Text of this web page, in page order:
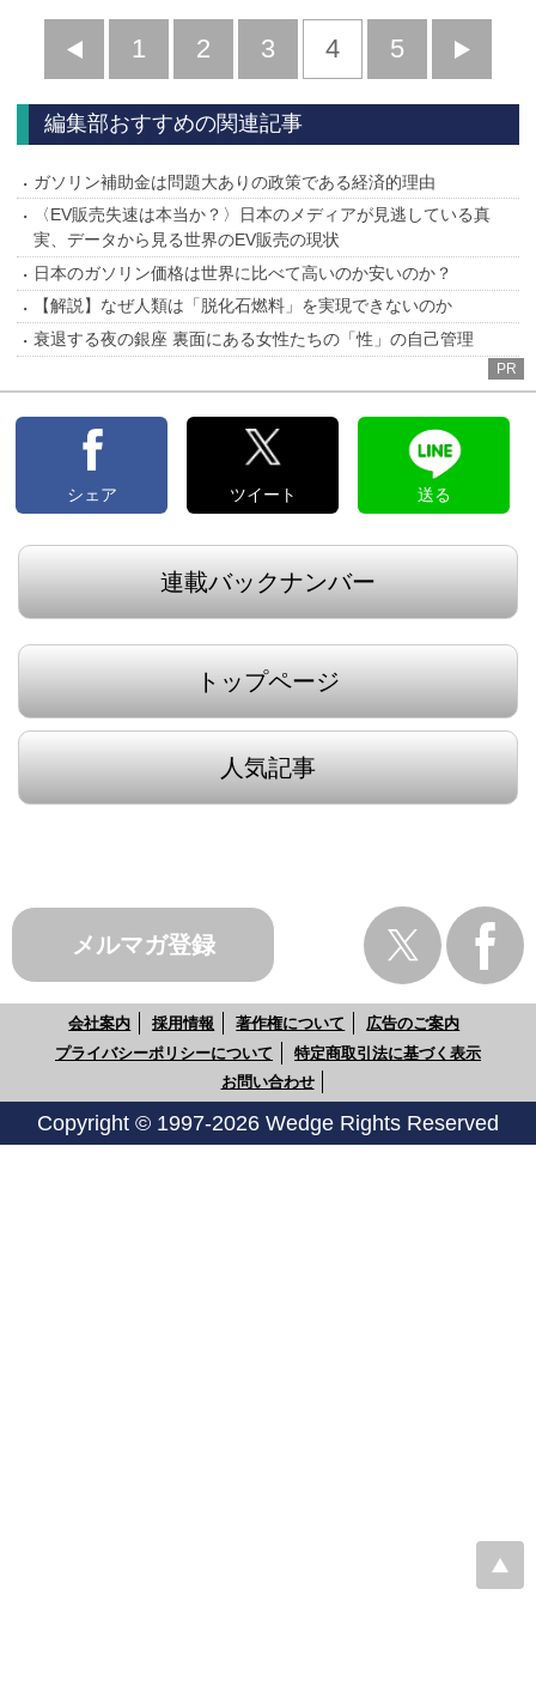
前
へ
1 2 3 4 5
へ
編集部おすすめの関連記事
ガソリン補助金は問題大ありの政策である経済的理由
〈EV販売失速は本当か？〉日本のメディアが見逃している真
実、データから見る世界のEV販売の現状
日本のガソリン価格は世界に比べて高いのか安いのか？
【解説】なぜ人類は「脱化石燃料」を実現できないのか
衰退する夜の銀座 裏面にある女性たちの「性」の自己管理
PR
シェア ツイート 送る
連載バックナンバー
トップページ
人気記事
メルマガ登録
会社案内 採用情報 著作権について
広告のご案内
プライバシーポリシーについて
特定商取引法に基づく表示
お問い合わせ
Copyright © 1997-2026 Wedge Rights Reserved